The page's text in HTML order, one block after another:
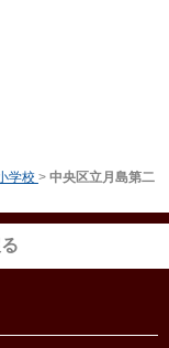
学校 > 中央区立月島第二